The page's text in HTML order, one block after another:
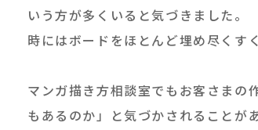
いう方が多くいると気づきました。
時にはボードをほとんど埋め尽くす
マンガ描き方相談室でもお客さまの
もあるのか」と気づかされることがあ